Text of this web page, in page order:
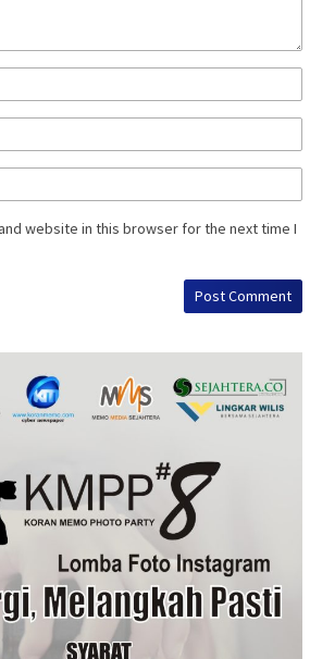
website in this browser for the next time I